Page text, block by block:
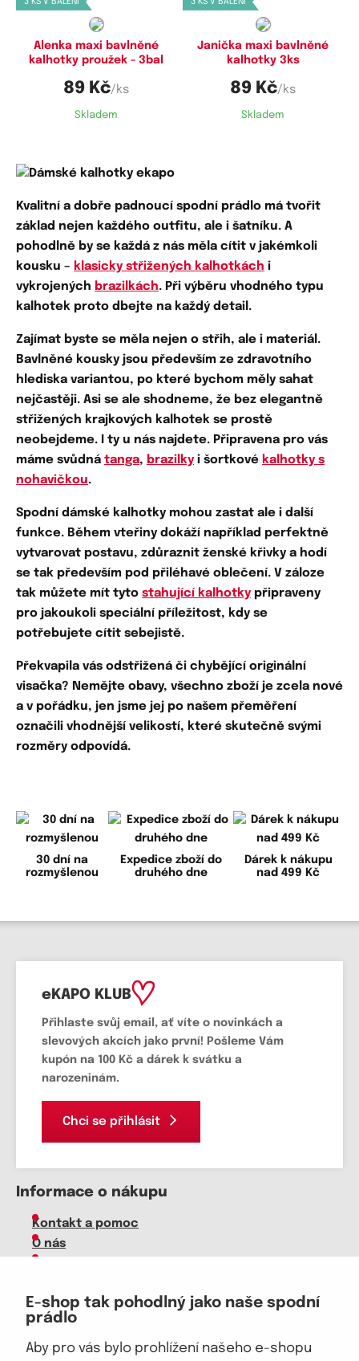
E-shop tak pohodlný jako naše spodní
prádlo
Aby pro vás bylo prohlížení našeho e-shopu
Alenka maxi bavlněné
kalhotky proužek - 3bal
89 Kč/ks
Skladem
Janička maxi bavlněné
kalhotky 3ks
89 Kč/ks
Skladem
Kvalitní a dobře padnoucí spodní prádlo má tvořit
základ nejen každého outfitu, ale i šatníku. A
pohodlně by se každá z nás měla cítit v jakémkoli
kousku – klasicky střižených kalhotkách i
vykrojených brazilkách. Při výběru vhodného typu
kalhotek proto dbejte na každý detail.
Zajímat byste se měla nejen o střih, ale i materiál .
Bavlněné kousky jsou především ze zdravotního
hlediska variantou, po které bychom měly sahat
nejčastěji. Asi se ale shodneme, že bez elegantně
střižených krajkových kalhotek se prostě
neobejdeme. I ty u nás najdete. Připravena pro vás
máme svůdná tanga, brazilky i šortkové kalhotky s
nohavičkou.
Spodní dámské kalhotky mohou zastat ale i další
funkce. Během vteřiny dokáží například perfektně
vytvarovat postavu, zdůraznit ženské křivky a hodí
se tak především pod přiléhavé oblečení. V záloze
tak můžete mít tyto stahující kalhotky připraveny
pro jakoukoli speciální příležitost, kdy se
potřebujete cítit sebejistě.
Překvapila vás odstřižená či chybějící originální
visačka? Nemějte obavy, všechno zboží je zcela nové
a v pořádku, jen jsme jej po našem přeměření
označili vhodnější velikostí, které skutečně svými
rozměry odpovídá.
30 dní na
rozmyšlenou
Expedice zboží do
druhého dne
Dárek k nákupu
nad 499 Kč
eKAPO KLUB
Přihlaste svůj email , ať víte o novinkách a
slevových akcích jako první! Pošleme Vám
kupón na 100 Kč a dárek k svátku a
narozeninám.
Chci se přihlásit
Informace o nákupu
Kontakt a pomoc
O nás
Velkoobchod
Vrácení zboží, reklamace
Obchodní podmínky